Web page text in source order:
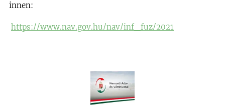
innen:
https://www.nav.gov.hu/nav/inf_fuz/2021